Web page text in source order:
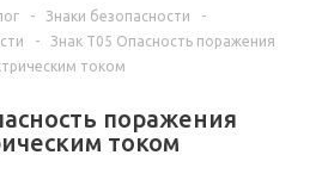
- Знаки безопасности
-
-
Знак T05 Опасность поражения
током
поражения
током